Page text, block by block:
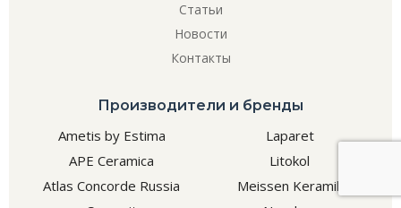
Статьи
Новости
Контакты
Производители и бренды
Ametis by Estima
APE Ceramica
Atlas Concorde Russia
Laparet
Litokol
Meissen Keramik